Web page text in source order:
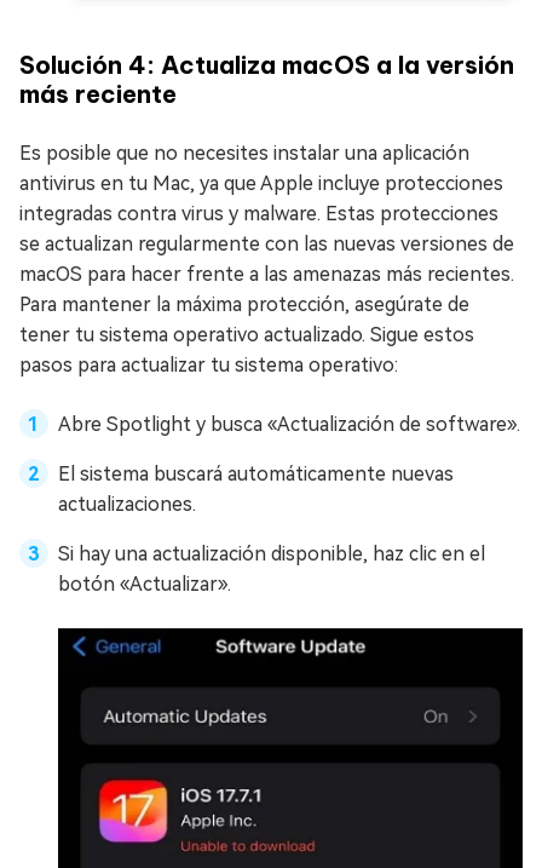
Solución 4: Actualiza macOS a la versión
más reciente
Es posible que no necesites instalar una aplicación
antivirus en tu Mac, ya que Apple incluye protecciones
integradas contra virus y malware. Estas protecciones
se actualizan regularmente con las nuevas versiones de
macOS para hacer frente a las amenazas más recientes.
Para mantener la máxima protección, asegúrate de
tener tu sistema operativo actualizado. Sigue estos
pasos para actualizar tu sistema operativo:
Abre Spotlight y busca «Actualización de software».
El sistema buscará automáticamente nuevas
actualizaciones.
Si hay una actualización disponible, haz clic en el
botón «Actualizar».